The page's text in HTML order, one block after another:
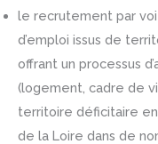
le recrutement par
d’emploi issus de
offrant un processus
(logement, cadre de
territoire déficitaire
de la Loire dans de